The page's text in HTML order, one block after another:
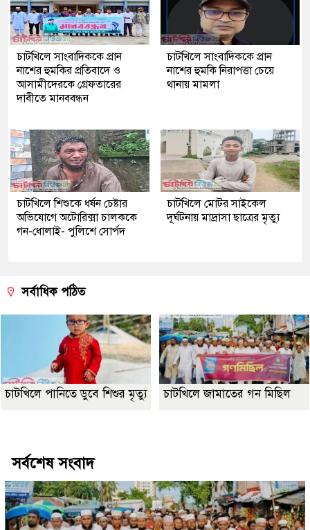
চাটখিলে সাংবাদিককে প্রান
নাশের হুমকির প্রতিবাদে ও
আসামীদেরকে গ্রেফতারের
দাবীতে মানববন্ধন
চাটখিলে সাংবাদিককে প্রান
নাশের হুমকি নিরাপত্তা চেয়ে
থানায় মামলা
চাটখিলে শিশুকে ধর্ষন চেষ্টার
অভিযোগে অটোরিক্সা চালককে
গন-ধোলাই- পুলিশে সোর্পদ
চাটখিলে মোটর সাইকেল
দূর্ঘটনায় মাদ্রাসা ছাত্রের মৃত্যু
সর্বাধিক পঠিত
চাটখিলে পানিতে ডুবে শিশুর মৃত্যু চাটখিলে জামাতের গন মিছিল
সর্বশেষ সংবাদ